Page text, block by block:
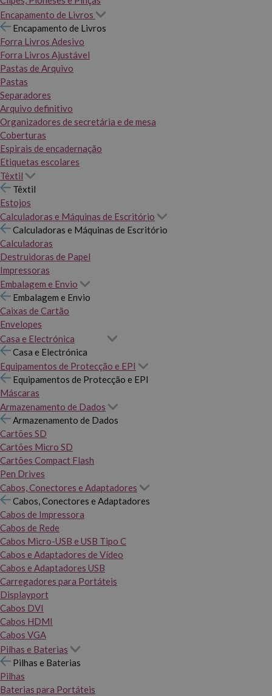
Encapamento de Livros
Encapamento de Livros
Forra Livros Adesivo
Forra Livros Ajustável
Pastas de Arquivo
Pastas
Separadores
Arquivo definitivo
Organizadores de secretária e de mesa
Coberturas
Espirais de encadernação
Etiquetas escolares
Têxtil
Têxtil
Estojos
Calculadoras e Máquinas de Escritório
Calculadoras e Máquinas de Escritório
Calculadoras
Destruidoras de Papel
Impressoras
Embalagem e Envio
Embalagem e Envio
Caixas de Cartão
Envelopes
Casa e Electrónica
Casa e Electrónica
Equipamentos de Protecção e EPI
Equipamentos de Protecção e EPI
Máscaras
Armazenamento de Dados
Armazenamento de Dados
Cartões SD
Cartões Micro SD
Cartões Compact Flash
Pen Drives
Cabos, Conectores e Adaptadores
Cabos, Conectores e Adaptadores
Cabos de Impressora
Cabos de Rede
Cabos Micro-USB e USB Tipo C
Cabos e Adaptadores de Vídeo
Cabos e Adaptadores USB
Carregadores para Portáteis
Displayport
Cabos DVI
Cabos HDMI
Cabos VGA
Pilhas e Baterias
Pilhas e Baterias
Pilhas
Baterias para Portáteis